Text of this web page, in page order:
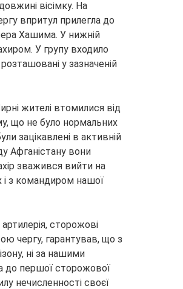
вісімку. На
впритул прилегла до
Хашима. У нижній
У групу входило
у зазначеній
жителі втомилися від
що не було нормальних
зацікавлені в активній
Афганістану вони
зважився вийти на
і з командиром нашої
сторожові
чергу, гарантував, що з
ні за нашими
до першої сторожової
нечисленності своєї